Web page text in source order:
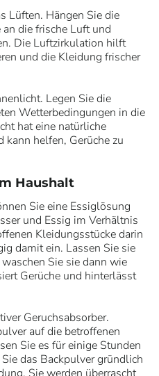
Lüften. Hängen Sie die
die frische Luft und
Die Luftzirkulation hilft
und die Kleidung frischer
Legen Sie die
Wetterbedingungen in die
hat eine natürliche
helfen, Gerüche zu
Haushalt
Sie eine Essiglösung
und Essig im Verhältnis
Kleidungsstücke darin
damit ein. Lassen Sie sie
Sie sie dann wie
Gerüche und hinterlässt
Geruchsabsorber.
auf die betroffenen
Sie es für einige Stunden
das Backpulver gründlich